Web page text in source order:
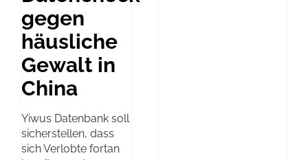
gegen
häusliche
Gewalt in
China
Yiwus Datenbank soll
sicherstellen, dass
sich Verlobte fortan